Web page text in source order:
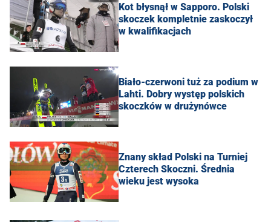
Kot błysnął w Sapporo. Polski
skoczek kompletnie zaskoczył
w kwalifikacjach
Biało-czerwoni tuż za podium w
Lahti. Dobry występ polskich
skoczków w drużynówce
Znany skład Polski na Turniej
Czterech Skoczni. Średnia
wieku jest wysoka